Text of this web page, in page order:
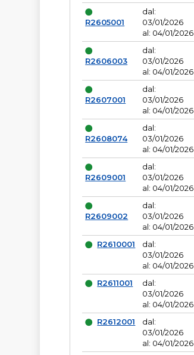
R2605001
dal:
03/01/2026
al: 04/01/2026
R2606003
dal:
03/01/2026
al: 04/01/2026
R2607001
dal:
03/01/2026
al: 04/01/2026
R2608074
dal:
03/01/2026
al: 04/01/2026
R2609001
dal:
03/01/2026
al: 04/01/2026
R2609002
dal:
03/01/2026
al: 04/01/2026
R2610001
dal:
03/01/2026
al: 04/01/2026
R2611001
dal:
03/01/2026
al: 04/01/2026
R2612001
dal:
03/01/2026
al: 04/01/2026